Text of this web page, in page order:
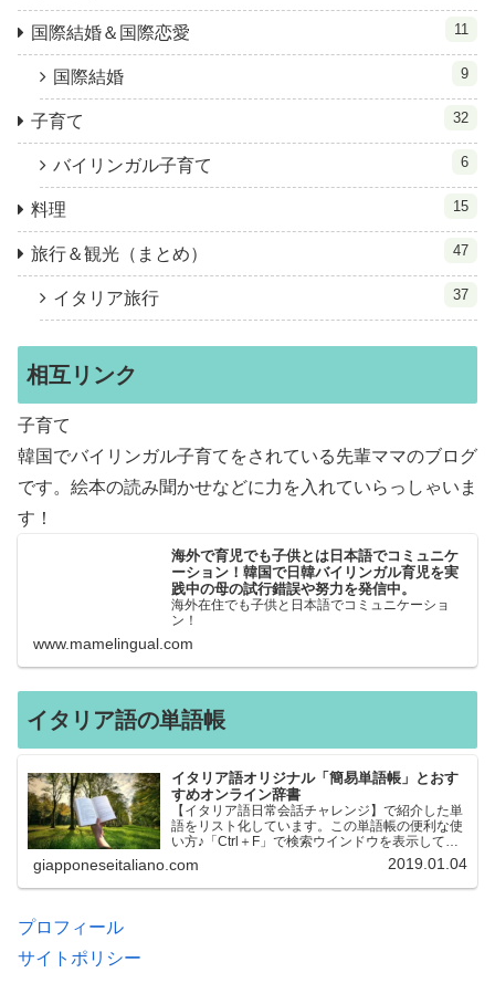
国際結婚＆国際恋愛 11
国際結婚 9
子育て 32
バイリンガル子育て 6
料理 15
旅行＆観光（まとめ） 47
イタリア旅行 37
相互リンク
子育て
韓国でバイリンガル子育てをされている先輩ママのブログ
です。絵本の読み聞かせなどに力を入れていらっしゃいま
す！
海外で育児でも子供とは日本語でコミュニケ
ーション！韓国で日韓バイリンガル育児を実
践中の母の試行錯誤や努力を発信中。
海外在住でも子供と日本語でコミュニケーショ
ン！
www.mamelingual.com
イタリア語の単語帳
イタリア語オリジナル「簡易単語帳」とおす
すめオンライン辞書
【イタリア語日常会話チャレンジ】で紹介した単
語をリスト化しています。この単語帳の便利な使
い方♪「Ctrl＋F」で検索ウインドウを表示して、
知りたい単語を探すことができます。イタリア語
→日本語、日本語→イタリア語 どちらでも検索
できるので、良…
giapponeseitaliano.com 2019.01.04
プロフィール
サイトポリシー